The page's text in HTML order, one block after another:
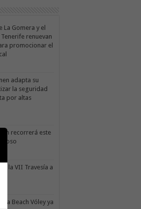
La Gomera y el
renuevan
promocionar el
adapta su
la seguridad
por altas
recorrerá este
la VII Travesía a
Beach Vóley ya